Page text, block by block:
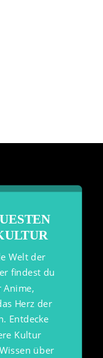
Welt der
findest du
Anime,
Herz der
Entdecke
Kultur
über